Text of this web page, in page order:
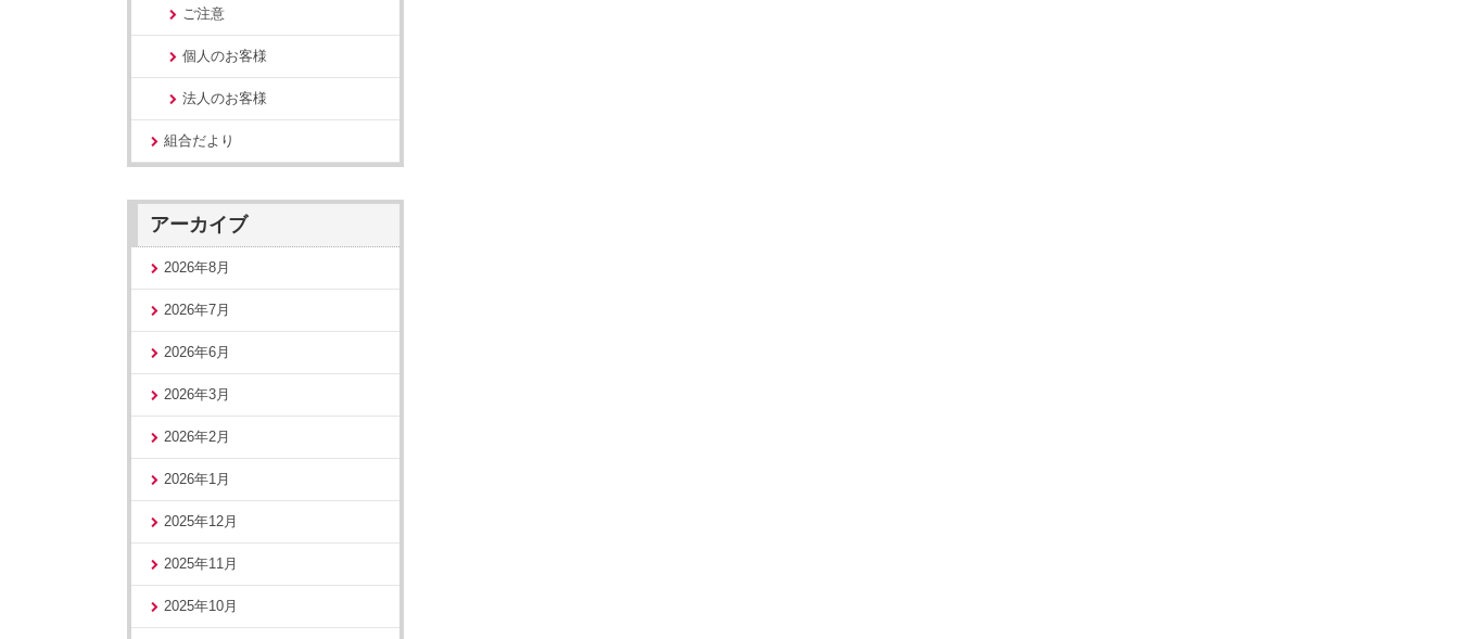
ご注意
個人のお客様
法人のお客様
組合だより
アーカイブ
2026年8月
2026年7月
2026年6月
2026年3月
2026年2月
2026年1月
2025年12月
2025年11月
2025年10月